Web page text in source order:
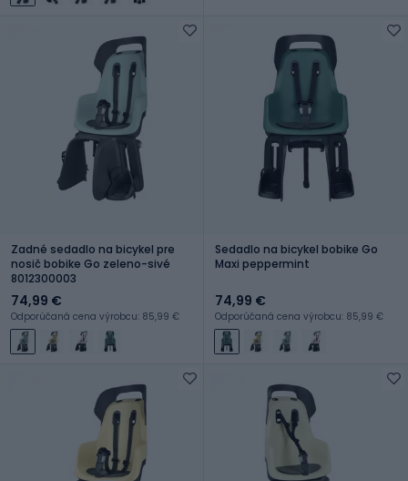
Zadné sedadlo na bicykel pre
nosič bobike Go zeleno-sivé
8012300003
74,99 €
Odporúčaná cena výrobcu: 85,99 €
Sedadlo na bicykel bobike Go
Maxi peppermint
74,99 €
Odporúčaná cena výrobcu: 85,99 €